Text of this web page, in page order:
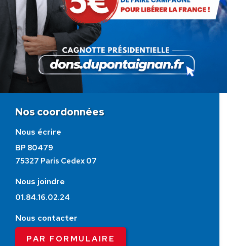
Article
Stop au racket des péages
autoroutiers !
Nos coordonnées
Nous écrire
BP 80479
75327 Paris Cedex 07
Nous joindre
01.84.16.02.24
Nous contacter
PAR FORMULAIRE